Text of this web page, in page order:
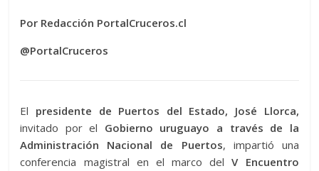
Por Redacción PortalCruceros.cl
@PortalCruceros
El presidente de Puertos del Estado, José Llorca,
invitado por el Gobierno uruguayo a través de la
Administración Nacional de Puertos, impartió una
conferencia magistral en el marco delV Encuentro